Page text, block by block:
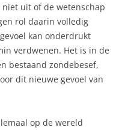
uit of de wetenschap
rol daarin volledig
kan onderdrukt
verdwenen. Het is in de
bestaand zondebesef,
dit nieuwe gevoel van
op de wereld